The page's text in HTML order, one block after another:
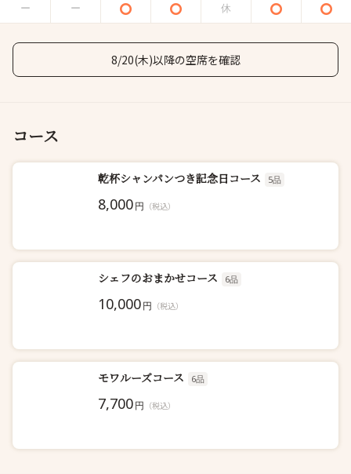
8/20(木)以降の空席を確認
コース
乾杯シャンパンつき記念日コース 5品
8,000円 （税込）
シェフのおまかせコース 6品
10,000円 （税込）
モワルーズコース 6品
7,700円 （税込）